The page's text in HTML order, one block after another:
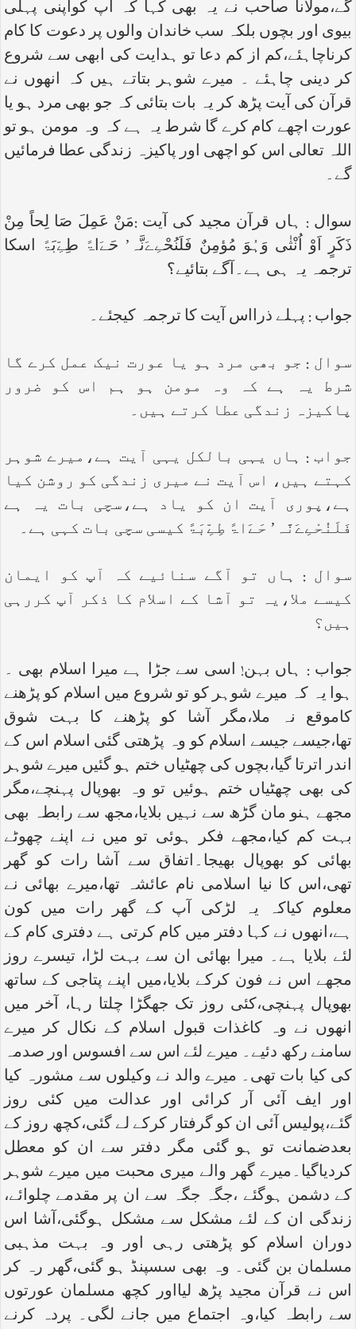
گے،مولانا صاحب نے یہ بھی کہا کہ آپ کواپنی پہلی
بیوی اور بچوں بلکہ سب خاندان والوں پر دعوت کا کام
کرناچاہئے،کم از کم دعا تو ہدایت کی ابھی سے شروع
کر دینی چاہئے ۔ میرے شوہر بتاتے ہیں کہ انھوں نے
قرآن کی آیت پڑھ کر یہ بات بتائی کہ جو بھی مرد ہو یا
عورت اچھے کام کرے گا شرط یہ ہے کہ وہ مومن ہو تو
اللہ تعالی اس کو اچھی اور پاکیزہ زندگی عطا فرمائیں
گے۔
سوال : ہاں قرآن مجید کی آیت :مَنْ عَمِلَ صَا لِحاً مِنْ
ذَکَرٍ اَوْ اُنْثٰی وَہُوَ مُؤمِنٌ فَلَنُحْےِےَنَّہ’ حَےَاۃً طِےِّبَۃً اسکا
ترجمہ یہ ہی ہے۔آگے بتائیے؟
جواب : پہلے ذرااس آیت کا ترجمہ کیجئے۔
سوال : جو بھی مرد ہو یا عورت نیک عمل کرے گا
شرط یہ ہے کہ وہ مومن ہو ہم اس کو ضرور
پاکیزہ زندگی عطا کرتے ہیں۔
جواب : ہاں یہی بالکل یہی آیت ہے،میرے شوہر
کہتے ہیں، اس آیت نے میری زندگی کو روشن کیا
ہے،پوری آیت ان کو یاد ہے،سچی بات یہ ہے
فَلَنُحْےِےَنَّہ’ حَےَاۃً طِےِّبَۃً کیسی سچی بات کہی ہے۔
سوال : ہاں تو آگے سنائیے کہ آپ کو ایمان
کیسے ملا،یہ تو آشا کے اسلام کا ذکر آپ کررہی
ہیں؟
جواب : ہاں بہن! اسی سے جڑا ہے میرا اسلام بھی ۔
ہوا یہ کہ میرے شوہر کو تو شروع میں اسلام کو پڑھنے
کاموقع نہ ملا،مگر آشا کو پڑھنے کا بہت شوق
تھا،جیسے جیسے اسلام کو وہ پڑھتی گئی اسلام اس کے
اندر اترتا گیا،بچوں کی چھٹیاں ختم ہو گئیں میرے شوہر
کی بھی چھٹیاں ختم ہوئیں تو وہ بھوپال پہنچے،مگر
مجھے ہنو مان گڑھ سے نہیں بلایا،مجھ سے رابطہ بھی
بہت کم کیا،مجھے فکر ہوئی تو میں نے اپنے چھوٹے
بھائی کو بھوپال بھیجا۔اتفاق سے آشا رات کو گھر
تھی،اس کا نیا اسلامی نام عائشہ تھا،میرے بھائی نے
معلوم کیاکہ یہ لڑکی آپ کے گھر رات میں کون
ہے،انھوں نے کہا دفتر میں کام کرتی ہے دفتری کام کے
لئے بلایا ہے۔ میرا بھائی ان سے بہت لڑا، تیسرے روز
مجھے اس نے فون کرکے بلایا،میں اپنے پتاجی کے ساتھ
بھوپال پہنچی،کئی روز تک جھگڑا چلتا رہا، آخر میں
انھوں نے وہ کاغذات قبول اسلام کے نکال کر میرے
سامنے رکھ دئیے۔ میرے لئے اس سے افسوس اور صدمہ
کی کیا بات تھی۔ میرے والد نے وکیلوں سے مشورہ کیا
اور ایف آئی آر کرائی اور عدالت میں کئی روز
گئے،پولیس آئی ان کو گرفتار کرکے لے گئی،کچھ روز کے
بعدضمانت تو ہو گئی مگر دفتر سے ان کو معطل
کردیاگیا۔میرے گھر والے میری محبت میں میرے شوہر
کے دشمن ہوگئے ،جگہ جگہ سے ان پر مقدمے چلوائے،
زندگی ان کے لئے مشکل سے مشکل ہوگئی،آشا اس
دوران اسلام کو پڑھتی رہی اور وہ بہت مذہبی
مسلمان بن گئی۔ وہ بھی سسپنڈ ہو گئی،گھر رہ کر
اس نے قرآن مجید پڑھ لیااور کچھ مسلمان عورتوں
سے رابطہ کیا،وہ اجتماع میں جانے لگی۔ پردہ کرنے